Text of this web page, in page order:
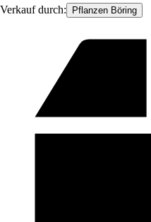
Verkauf durch: Pflanzen Böring